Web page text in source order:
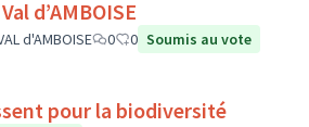
en Val d’AMBOISE
d'AMBOISE 0 0 Soumis au vote
pour la biodiversité